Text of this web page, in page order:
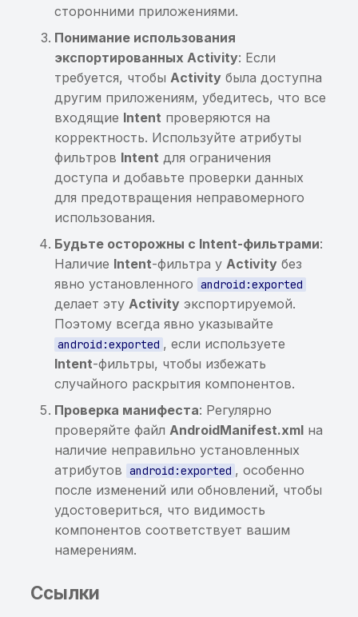
Уязвимость в
сторонними приложениями.
Понимание использования
экспортированных Activity: Если
требуется, чтобы Activity была доступна
другим приложениям, убедитесь, что все
входящие Intent проверяются на
корректность. Используйте атрибуты
фильтров Intent для ограничения
доступа и добавьте проверки данных
для предотвращения неправомерного
использования.
Будьте осторожны с Intent-фильтрами:
Наличие Intent-фильтра у Activity без
явно установленного android:exported
делает эту Activity экспортируемой.
Поэтому всегда явно указывайте
android:exported , если используете
Intent-фильтры, чтобы избежать
случайного раскрытия компонентов.
Проверка манифеста: Регулярно
проверяйте файл AndroidManifest.xml на
наличие неправильно установленных
атрибутов android:exported , особенно
после изменений или обновлений, чтобы
удостовериться, что видимость
компонентов соответствует вашим
намерениям.
Ссылки